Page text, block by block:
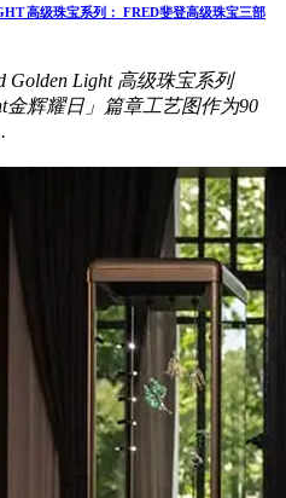
高级珠宝系列： FRED斐登高级珠宝三部
Golden Light 高级珠宝系列
金辉耀日」篇章工艺图作为90